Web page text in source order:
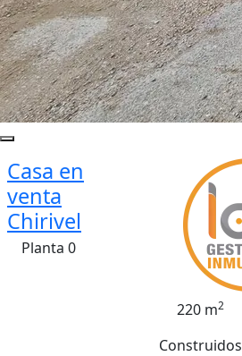
Casa en
venta
Chirivel
Planta 0
220 m2
Construidos